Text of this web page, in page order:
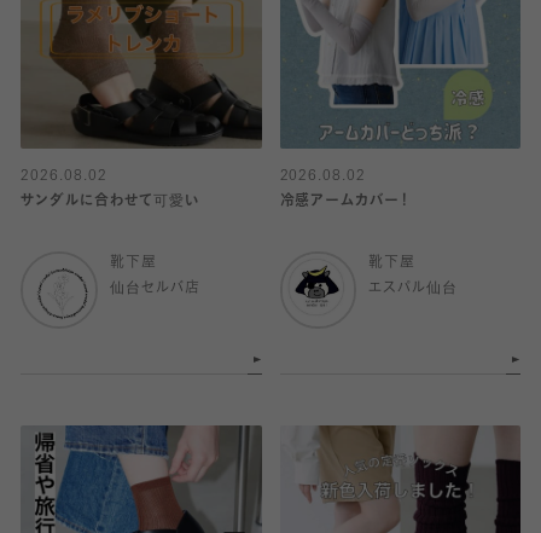
2026.08.02
サンダルに合わせて可愛い
靴下屋
仙台セルバ店
2026.08.02
冷感アームカバー！
靴下屋
エスパル仙台